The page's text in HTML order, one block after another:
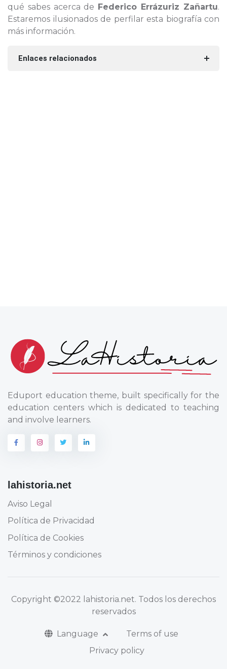
qué sabes acerca de Federico Errázuriz Zañartu.
Estaremos ilusionados de perfilar esta biografía con
más información.
Enlaces relacionados
Eduport education theme, built specifically for the
education centers which is dedicated to teaching
and involve learners.
lahistoria.net
Aviso Legal
Política de Privacidad
Política de Cookies
Términos y condiciones
Copyright ©2022 lahistoria.net. Todos los derechos
reservados
Language
Terms of use
Privacy policy